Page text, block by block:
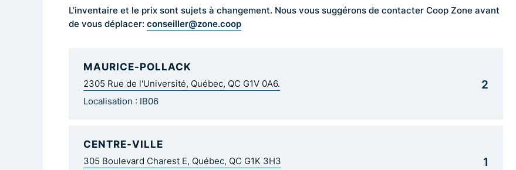
L’inventaire et le prix sont sujets à changement. Nous vous suggérons de contacter Coop Zone avant
de vous déplacer: conseiller@zone.coop
MAURICE-POLLACK
2305 Rue de l'Université, Québec, QC G1V 0A6.
Localisation : IB06
2
CENTRE-VILLE
305 Boulevard Charest E, Québec, QC G1K 3H3
1